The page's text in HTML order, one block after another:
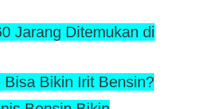
Jarang Ditemukan di
Bikin Irit Bensin?